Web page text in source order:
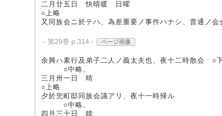
二月廿五日 快晴暖 日曜
○上略
又同族会ニ於テハ、為差重要ノ事件ハナシ、普通ノ会
- 第29巻 p.314 - ページ画像
余興ハ素行及弟子二人ノ義太夫也、夜十二時散会 ○
○中略。
三月卅一日 晴
○上略
夕於兜町邸同族会議アリ、夜十一時帰ル
○中略。
四月三十日 晴